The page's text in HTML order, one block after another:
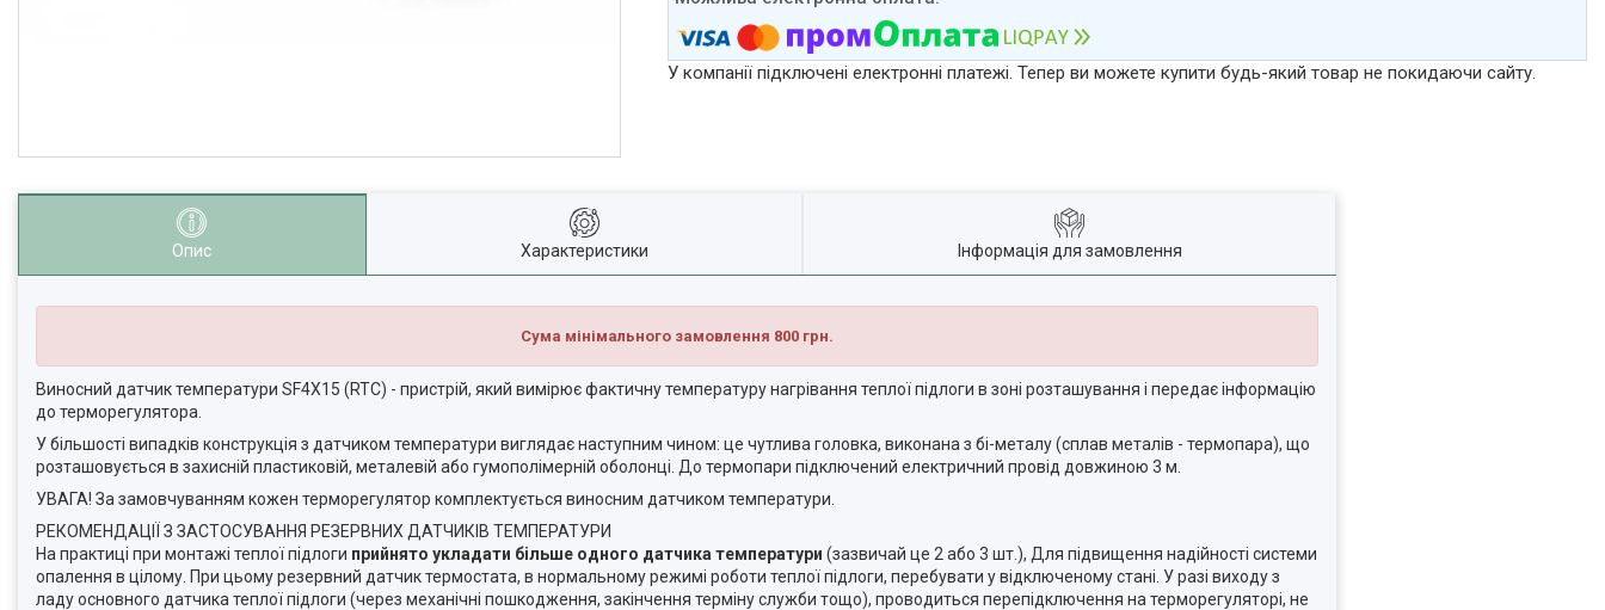
У компанії підключені електронні платежі. Тепер ви можете купити будь-який товар не покидаючи сайту.
Опис Характеристики Інформація для замовлення
Сума мінімального замовлення 800 грн.
Виносний датчик температури SF4X15 (RTC) - пристрій, який вимірює фактичну температуру нагрівання теплої підлоги в зоні розташування і передає інформацію
до терморегулятора.
У більшості випадків конструкція з датчиком температури виглядає наступним чином: це чутлива головка, виконана з бі-металу (сплав металів - термопара), що
розташовується в захисній пластиковій, металевій або гумополімерній оболонці. До термопари підключений електричний провід довжиною 3 м.
УВАГА! За замовчуванням кожен терморегулятор комплектується виносним датчиком температури.
РЕКОМЕНДАЦІЇ З ЗАСТОСУВАННЯ РЕЗЕРВНИХ ДАТЧИКІВ ТЕМПЕРАТУРИ
На практиці при монтажі теплої підлоги прийнято укладати більше одного датчика температури (зазвичай це 2 або 3 шт.), Для підвищення надійності системи
опалення в цілому. При цьому резервний датчик термостата, в нормальному режимі роботи теплої підлоги, перебувати у відключеному стані. У разі виходу з
ладу основного датчика теплої підлоги (через механічні пошкодження, закінчення терміну служби тощо), проводиться перепідключення на терморегуляторі, не